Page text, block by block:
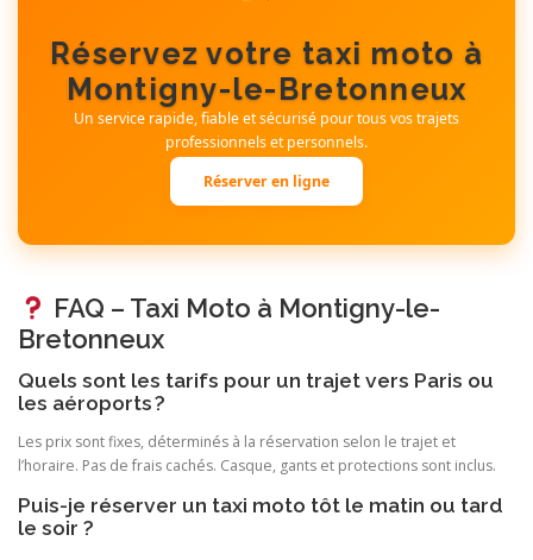
Réservez votre taxi moto à
Montigny-le-Bretonneux
Un service rapide, fiable et sécurisé pour tous vos trajets
professionnels et personnels.
Réserver en ligne
FAQ – Taxi Moto à Montigny-le-
Bretonneux
Quels sont les tarifs pour un trajet vers Paris ou
les aéroports ?
Les prix sont fixes, déterminés à la réservation selon le trajet et
l’horaire. Pas de frais cachés. Casque, gants et protections sont inclus.
Puis-je réserver un taxi moto tôt le matin ou tard
le soir ?